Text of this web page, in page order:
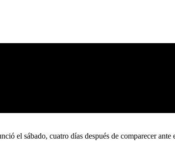
el sábado, cuatro días después de comparecer